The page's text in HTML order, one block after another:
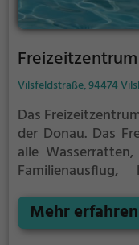
Freizeitzentrum
Vilsfeldstraße, 94474
Das
der Donau. Das
alle
jeder auf seine
Mehr erfahren